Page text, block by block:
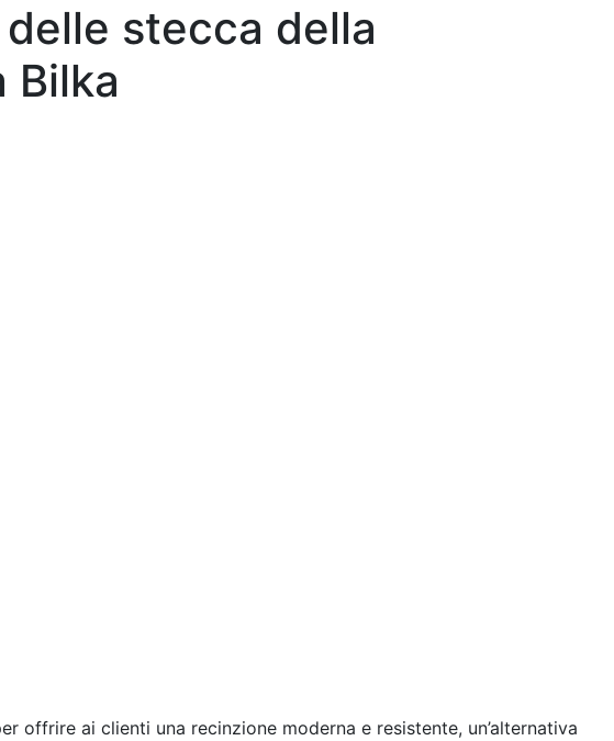
stecca della
Bilka
offrire ai clienti una recinzione moderna e resistente, un’alternativa